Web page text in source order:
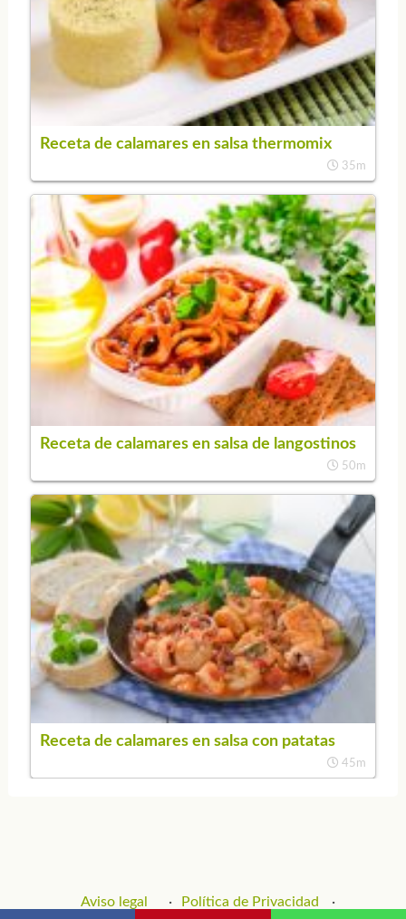
Receta de calamares en salsa thermomix
35m
Receta de calamares en salsa de langostinos
50m
Receta de calamares en salsa con patatas
45m
Aviso legal
Política de Privacidad